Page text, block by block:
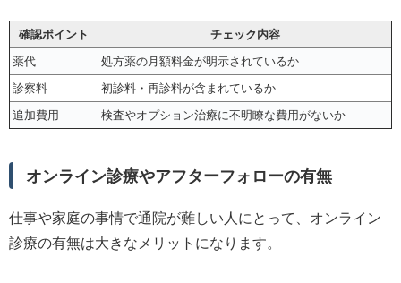
確認ポイント
チェック内容
薬代
処方薬の月額料金が明示されているか
診察料
初診料・再診料が含まれているか
追加費用
検査やオプション治療に不明瞭な費用がないか
オンライン診療やアフターフォローの有無
仕事や家庭の事情で通院が難しい人にとって、オンライン
診療の有無は大きなメリットになります。